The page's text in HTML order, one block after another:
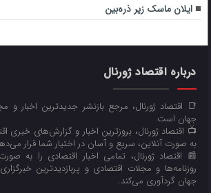
ایلان ماسک زیر ذره‌بین
درباره اقتصاد ژورنال
📑 اقتصاد ژورنال، مرجع بازنشر جدیدترین اخبار و
جهان است.
📺 اقتصاد ژورنال، بروزترین اخبار و گزارش‌های خبری
به صورت آنلاین، سریع و آسان در اختیار شما قرار
📰 اقتصاد ژورنال، تمامی اخبار اقتصادی را به
روزنامه‌ها و مجلات اقتصادی و پربازدیدترین
جهان گردآوری می‌کند.